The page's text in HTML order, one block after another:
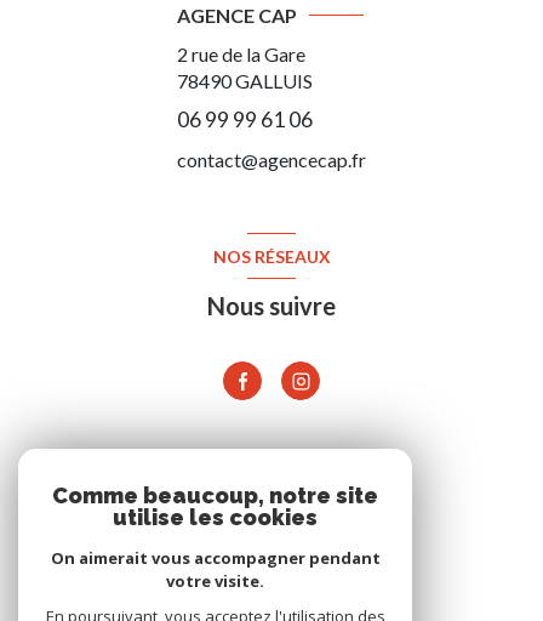
AGENCE CAP
2 rue de la Gare
78490GALLUIS
06 99 99 61 06
contact@agencecap.fr
NOS RÉSEAUX
Nous suivre
Comme beaucoup, notre site
utilise les cookies
On aimerait vous accompagner pendant
votre visite.
En poursuivant, vous acceptez l'utilisation des